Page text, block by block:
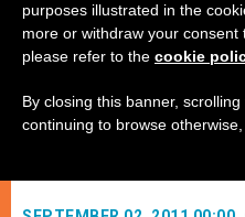
في الكرازة
الإنجيلية الجديدة
purposes illustrated in the
more or withdraw your consent
please refer to the cookie
By closing this banner,
continuing to browse